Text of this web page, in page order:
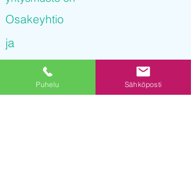
Osakeyhtio
ja
Byggmer Oy
on rekisteröity kaupparekisteriin
Puhelu Sähköposti